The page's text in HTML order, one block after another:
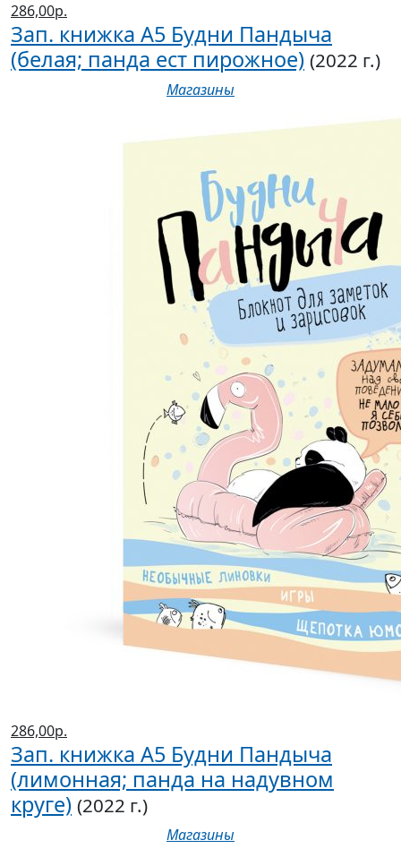
286,00р.
Зап. книжка А5 Будни Пандыча
(белая; панда ест пирожное) (2022 г.)
Магазины
286,00р.
Зап. книжка А5 Будни Пандыча
(лимонная; панда на надувном
круге) (2022 г.)
Магазины